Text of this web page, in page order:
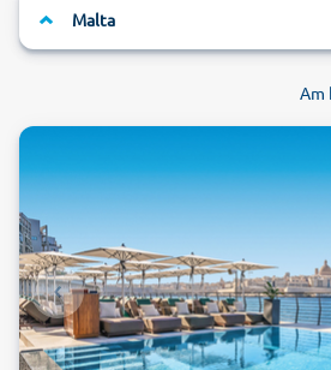
Malta
Am